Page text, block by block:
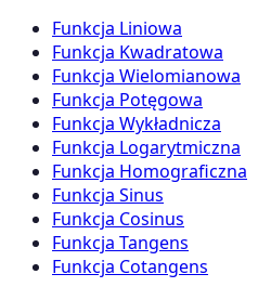
Funkcja Liniowa
Funkcja Kwadratowa
Funkcja Wielomianowa
Funkcja Potęgowa
Funkcja Wykładnicza
Funkcja Logarytmiczna
Funkcja Homograficzna
Funkcja Sinus
Funkcja Cosinus
Funkcja Tangens
Funkcja Cotangens